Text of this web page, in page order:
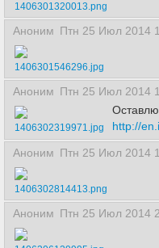
1406301320013.png
Аноним Птн 25 Июл 2014
1406301546296.jpg
Аноним Птн 25 Июл 2014
1406302319971.jpg
Оставлю
http://
Аноним Птн 25 Июл 2014
1406302814413.png
Аноним Птн 25 Июл 2014